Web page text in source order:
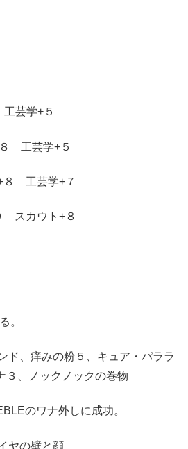
芸学+５
工芸学+５
８ 工芸学+７
スカウト+８
。
ド、痒みの粉５、キュア・パララ
３、ノックノックの巻物
のワナ外しに成功。
ヤの壁と顔